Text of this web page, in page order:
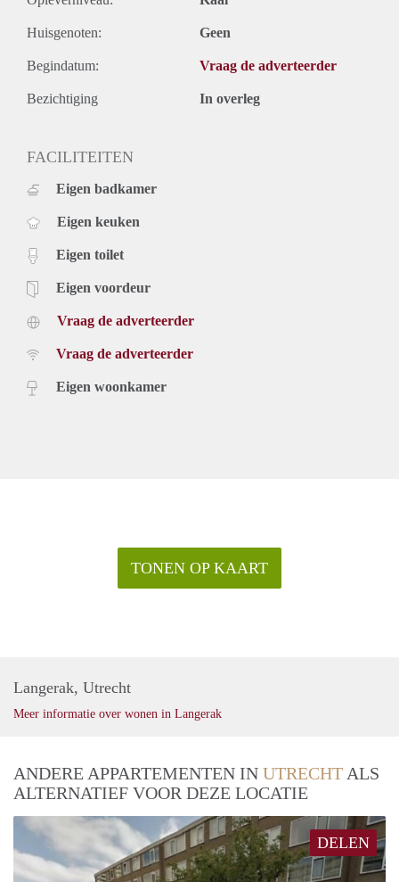
Huisgenoten: Geen
Begindatum: Vraag de adverteerder
Bezichtiging In overleg
FACILITEITEN
Eigen badkamer
Eigen keuken
Eigen toilet
Eigen voordeur
Vraag de adverteerder
Vraag de adverteerder
Eigen woonkamer
TONEN OP KAART
Langerak, Utrecht
Meer informatie over wonen in Langerak
ANDERE APPARTEMENTEN IN UTRECHT ALS
ALTERNATIEF VOOR DEZE LOCATIE
DELEN